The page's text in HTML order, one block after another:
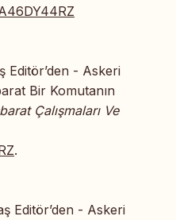
Editör’den - Askeri
Bir Komutanın
Çalışmaları Ve
.
Editör’den - Askeri